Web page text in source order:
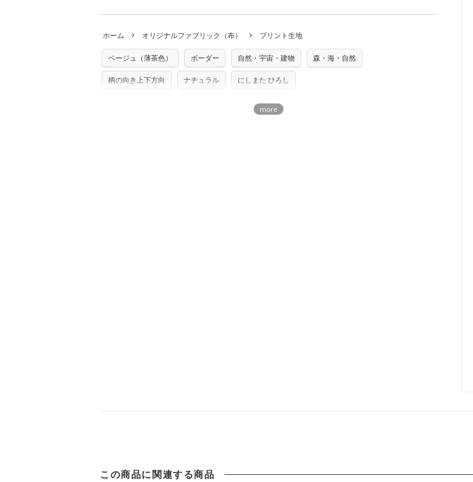
※カットを希望の方は備考欄に「50cmずつカット希望」などご記載ください（50cm
単位でのカットのみ）
※万が一、検品時に不備が見つかった場合は、4～5営業日後の発送となる場合がござ
※土日祝は営業日に含まれません。
※配送日のご指定は承れません。出来上がり次第、順次発送いたします。
ていた色味と違う、などの理由での返品は承れません。予めご了承ください。
返品・交換対象の基準について詳しくは こちら
た記載も不要です。（製品化した際に起こる全ての問題、クレームにつきましては当
店及びnunocoto fabricは一切の責任を負いませんのでご了承ください）
※有料型紙（ホームソーイング型紙シリーズ）および柄がえらべるキットに付属された
型紙は商用利用できませんのでご注意ください。型紙自体の転用・販売および型紙を
ホーム オリジナルファブリック（布） プリント生地
ベージュ（薄茶色） ボーダー 自然・宇宙・建物 森・海・自然
柄の向き上下方向 ナチュラル にしまた ひろし
この商品に関連する商品